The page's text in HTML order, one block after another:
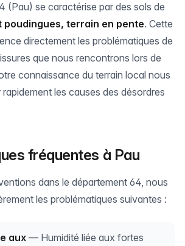
(Pau) se caractérise par des sols de
poudingues, terrain en pente. Cette
directement les problématiques de
que nous rencontrons lors de
connaissance du terrain local nous
les causes des désordres
fréquentes à Pau
dans le département 64, nous
les problématiques suivantes :
aux — Humidité liée aux fortes